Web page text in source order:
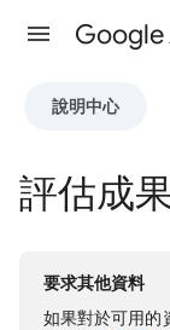
Google
說明中心
評估成
要求其他資料
如果對於可用的